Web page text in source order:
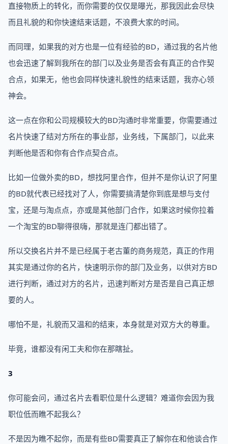
直接物质上的转化，而你需要的仅仅是曝光，那我因此会尽快
而且礼貌的和你快速结束话题，不浪费大家的时间。
而同理，如果我的对方也是一位有经验的BD，通过我的名片他
也会迅速了解到我所在的部门以及业务是否会有真正的合作契
合点，如果无，他也会同样快速礼貌性的结束话题，我亦心领
神会。
这一点在你和公司规模较大的BD沟通时非常重要，你需要通过
名片快速了结对方所在的事业部，业务线，下属部门，以此来
判断他是否和你有合作点契合点。
比如一位做外卖的BD，想找阿里合作，但并不是你认识了阿里
的BD就代表已经找对了人，你需要搞清楚你到底是想与支付
宝，还是与淘点点，亦或是其他部门合作，如果这时候你拉着
一个淘宝的BD聊得很嗨，那就是连门都出错了。
所以交换名片并不是已经属于老古董的商务规范，真正的作用
其实是通过你的名片，快速明示你的部门及业务，以供对方BD
进行判断，通过对方的名片，迅速判断对方是否是自己真正想
要的人。
哪怕不是，礼貌而又温和的结束，本身就是对双方大的尊重。
毕竟，谁都没有闲工夫和你在那瞎扯。
3
你可能会问，通过名片去看职位是什么逻辑？难道你会因为我
职位低而瞧不起我么？
不是因为瞧不起你，而是有些BD需要真正了解你在和他谈合作